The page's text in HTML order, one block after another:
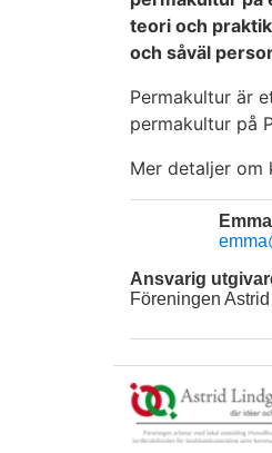
teori och
och såväl
Permakultur är
permakultur på
Mer detaljer om
Ansvarig
Föreningen